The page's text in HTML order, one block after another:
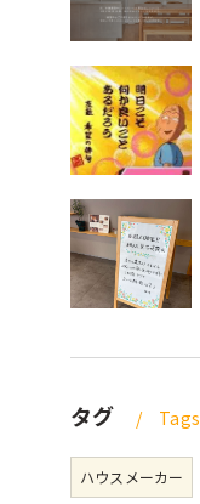
タグ Tags
ハウスメーカー